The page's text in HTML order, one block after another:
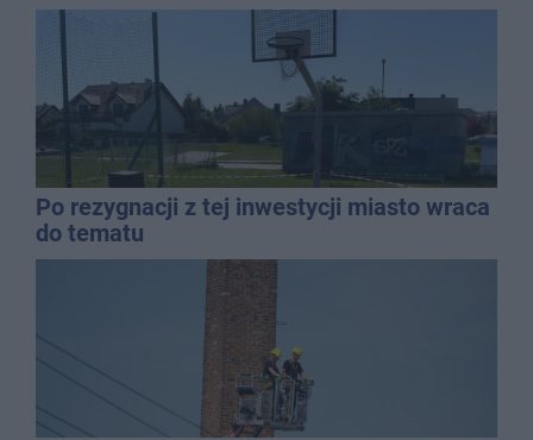
Po rezygnacji z tej inwestycji miasto wraca
do tematu